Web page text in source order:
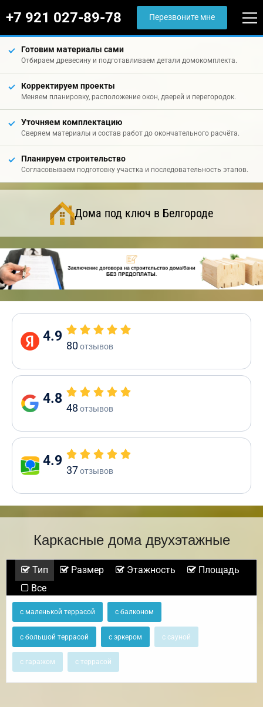
+7 921 027-89-78 Перезвоните мне
Готовим материалы сами
Отбираем древесину и подготавливаем детали домокомплекта.
Корректируем проекты
Меняем планировку, расположение окон, дверей и перегородок.
Уточняем комплектацию
Сверяем материалы и состав работ до окончательного расчёта.
Планируем строительство
Согласовываем подготовку участка и последовательность этапов.
Дома под ключ в Белгороде
4.9
80отзывов
4.8
48 отзывов
4.9
37отзывов
Каркасные дома двухэтажные
Тип Размер Этажность
Площадь
Все
с маленькой террасой с балконом
с большой террасой с эркером с сауной
с гаражом с террасой